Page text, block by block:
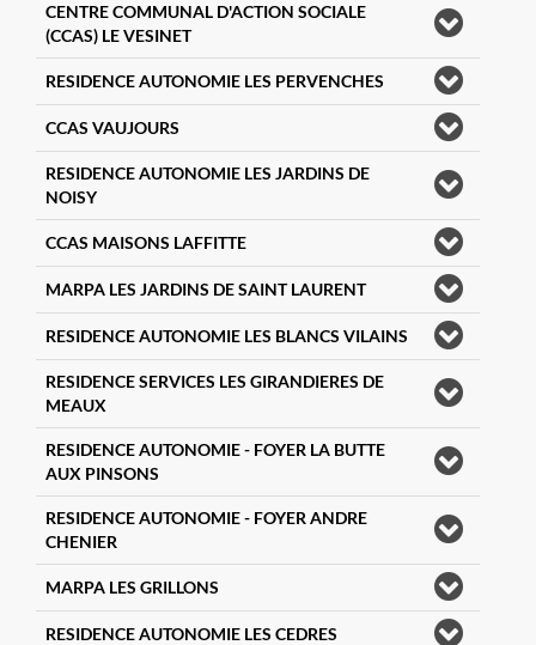
CENTRE COMMUNAL D'ACTION SOCIALE
(CCAS) LE VESINET
RESIDENCE AUTONOMIE LES PERVENCHES
CCAS VAUJOURS
RESIDENCE AUTONOMIE LES JARDINS DE
NOISY
CCAS MAISONS LAFFITTE
MARPA LES JARDINS DE SAINT LAURENT
RESIDENCE AUTONOMIE LES BLANCS VILAINS
RESIDENCE SERVICES LES GIRANDIERES DE
MEAUX
RESIDENCE AUTONOMIE - FOYER LA BUTTE
AUX PINSONS
RESIDENCE AUTONOMIE - FOYER ANDRE
CHENIER
MARPA LES GRILLONS
RESIDENCE AUTONOMIE LES CEDRES